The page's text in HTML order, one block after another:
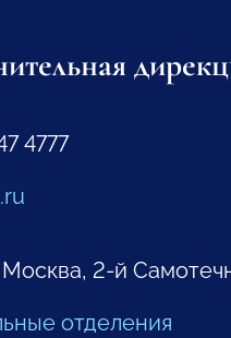
4777
Москва, 2-й
отделения